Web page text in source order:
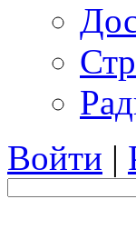
Войти |